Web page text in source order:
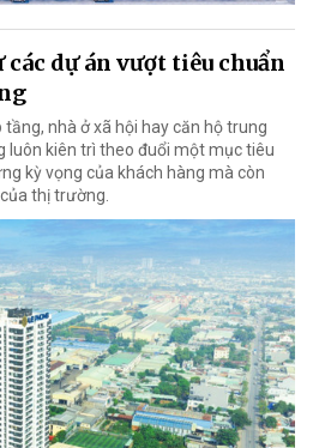
các dự án vượt tiêu chuẩn
nhà ở xã hội hay căn hộ trung
luôn kiên trì theo đuổi một mục tiêu
kỳ vọng của khách hàng mà còn
thị trường.